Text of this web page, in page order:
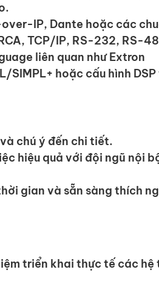
IP, Dante hoặc các
TCP/IP, RS-232, RS-
liên quan như Extron
hoặc cấu hình
chú ý đến chi tiết.
hiệu quả với đội ngũ nội
gian và sẵn sàng thích
triển khai thực tế các hệ